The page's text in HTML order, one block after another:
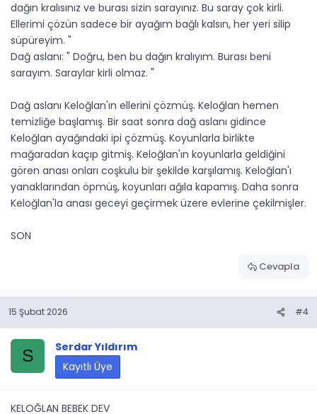
dağın kralısınız ve burası sizin sarayınız. Bu saray çok kirli.
Ellerimi çözün sadece bir ayağım bağlı kalsın, her yeri silip
süpüreyim. "
Dağ aslanı: " Doğru, ben bu dağın kralıyım. Burası beni
sarayım. Saraylar kirli olmaz. "
Dağ aslanı Keloğlan'ın ellerini çözmüş. Keloğlan hemen
temizliğe başlamış. Bir saat sonra dağ aslanı gidince
Keloğlan ayağındaki ipi çözmüş. Koyunlarla birlikte
mağaradan kaçıp gitmiş. Keloğlan'ın koyunlarla geldiğini
gören anası onları coşkulu bir şekilde karşılamış. Keloğlan'ı
yanaklarından öpmüş, koyunları ağıla kapamış. Daha sonra
Keloğlan'la anası geceyi geçirmek üzere evlerine çekilmişler.
SON
Cevapla
15 Şubat 2026 #4
S
Serdar Yıldırım
Kayıtlı Üye
KELOĞLAN BEBEK DEV